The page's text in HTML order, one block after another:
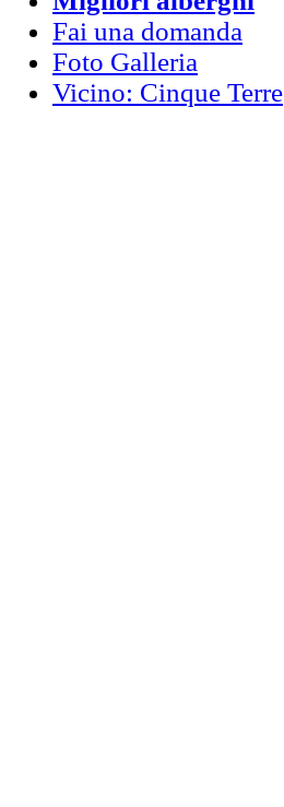
Fai una domanda
Foto Galleria
Vicino: Cinque Terre